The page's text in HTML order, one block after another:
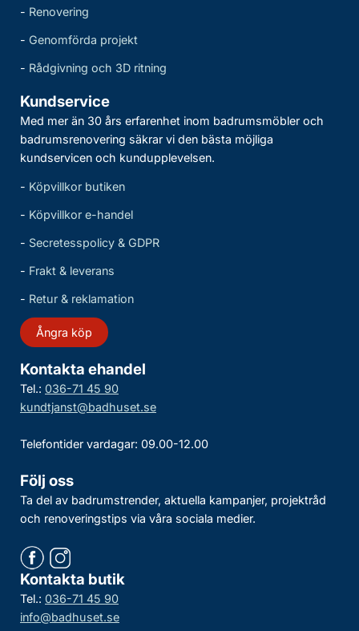
- Renovering
- Genomförda projekt
- Rådgivning och 3D ritning
Kundservice
Med mer än 30 års erfarenhet inom badrumsmöbler och
badrumsrenovering säkrar vi den bästa möjliga
kundservicen och kundupplevelsen.
- Köpvillkor butiken
- Köpvillkor e-handel
- Secretesspolicy & GDPR
- Frakt & leverans
- Retur & reklamation
Ångra köp
Kontakta ehandel
Tel.: 036-71 45 90
kundtjanst@badhuset.se
Telefontider vardagar: 09.00-12.00
Följ oss
Ta del av badrumstrender, aktuella kampanjer, projektråd
och renoveringstips via våra sociala medier.
Kontakta butik
Tel.: 036-71 45 90
info@badhuset.se